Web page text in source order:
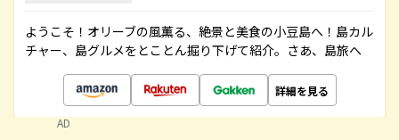
ようこそ！オリーブの風薫る、絶景と美食の小豆島へ！島カル
チャー、島グルメをとことん掘り下げて紹介。さあ、島旅へ
詳細を見る
AD